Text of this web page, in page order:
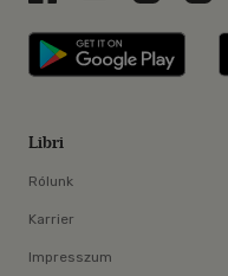
Libri
Rólunk
Karrier
Impresszum